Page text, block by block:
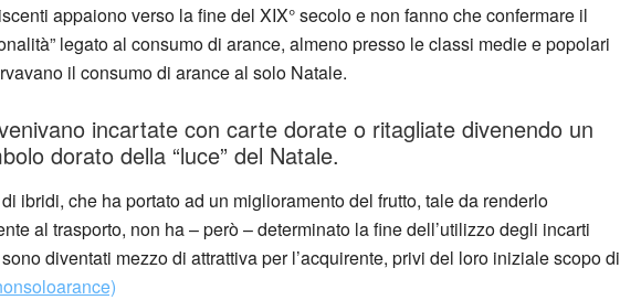
appaiono verso la fine del XIX° secolo e non fanno che confermare il
legato al consumo di arance, almeno presso le classi medie e popolari
il consumo di arance al solo Natale.
incartate con carte dorate o ritagliate divenendo un
dorato della “luce” del Natale.
ibridi, che ha portato ad un miglioramento del frutto, tale da renderlo
al trasporto, non ha – però – determinato la fine dell’utilizzo degli incarti
diventati mezzo di attrattiva per l’acquirente, privi del loro iniziale scopo di